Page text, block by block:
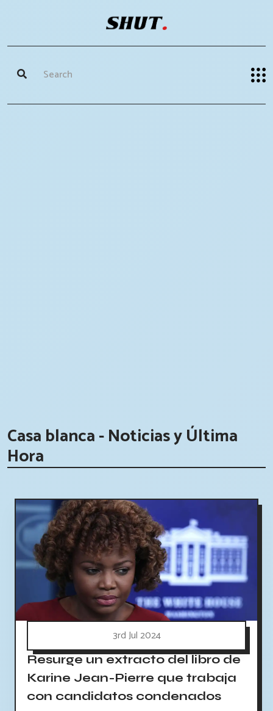
Casa blanca - Noticias y Última
Hora
3rd Jul 2024
Resurge un extracto del libro de
Karine Jean-Pierre que trabaja
con candidatos condenados